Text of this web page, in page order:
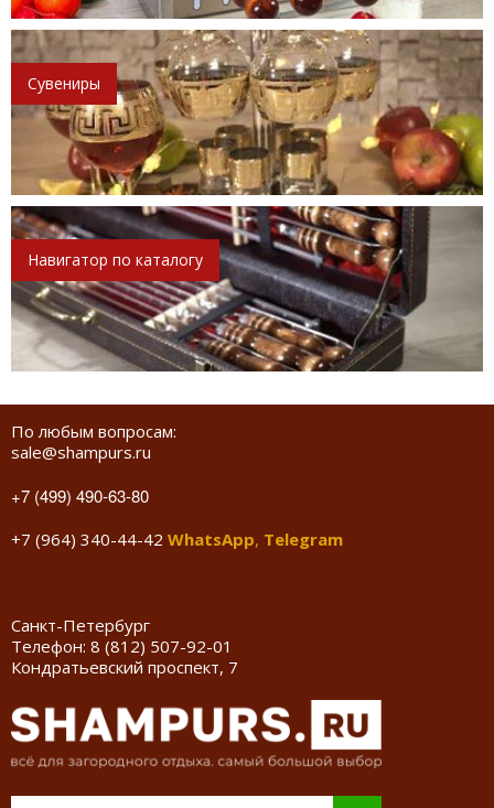
Сувениры
Навигатор по каталогу
По любым вопросам:
sale@shampurs.ru
+7 (499) 490-63-80
+7 (964) 340-44-42 WhatsApp, Telegram
Санкт-Петербург
Телефон: 8 (812) 507-92-01
Кондратьевский проспект, 7